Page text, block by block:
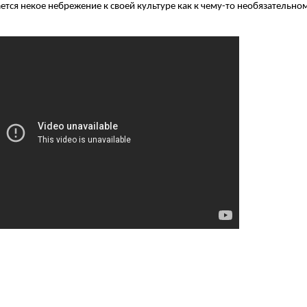
некое небрежение к своей культуре как к чему-то